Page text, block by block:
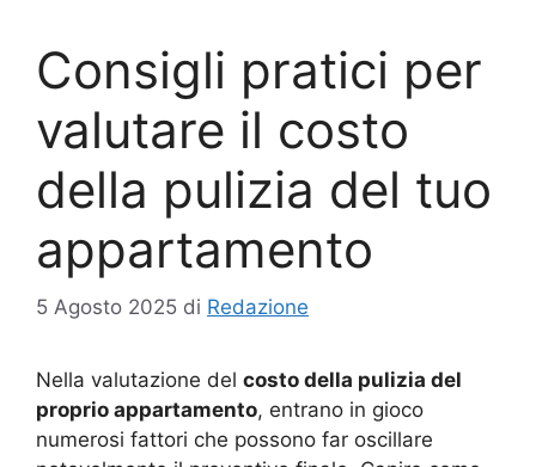
Consigli pratici per
valutare il costo
della pulizia del tuo
appartamento
5 Agosto 2025 di Redazione
Nella valutazione del costo della pulizia del
proprio appartamento, entrano in gioco
numerosi fattori che possono far oscillare